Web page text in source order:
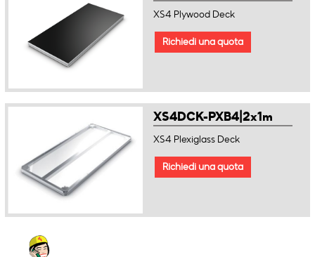
XS4 Plywood Deck
Richiedi una quota
XS4DCK-PXB4|2x1m
XS4 Plexiglass Deck
Richiedi una quota